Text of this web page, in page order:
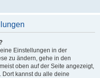
Einstellungen in der
zu ändern, gehe in den
oben auf der Seite angezeigt,
kannst du alle deine